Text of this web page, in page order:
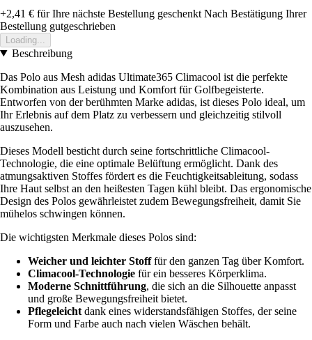
+2,41 € für Ihre nächste Bestellung geschenkt Nach Bestätigung Ihrer
Bestellung gutgeschrieben
Loading...
Beschreibung
Das Polo aus Mesh adidas Ultimate365 Climacool ist die perfekte
Kombination aus Leistung und Komfort für Golfbegeisterte.
Entworfen von der berühmten Marke adidas, ist dieses Polo ideal, um
Ihr Erlebnis auf dem Platz zu verbessern und gleichzeitig stilvoll
auszusehen.
Dieses Modell besticht durch seine fortschrittliche Climacool-
Technologie, die eine optimale Belüftung ermöglicht. Dank des
atmungsaktiven Stoffes fördert es die Feuchtigkeitsableitung, sodass
Ihre Haut selbst an den heißesten Tagen kühl bleibt. Das ergonomische
Design des Polos gewährleistet zudem Bewegungsfreiheit, damit Sie
mühelos schwingen können.
Die wichtigsten Merkmale dieses Polos sind:
Weicher und leichter Stofffür den ganzen Tag über Komfort.
Climacool-Technologie für ein besseres Körperklima.
Moderne Schnittführung, die sich an die Silhouette anpasst
und große Bewegungsfreiheit bietet.
Pflegeleicht dank eines widerstandsfähigen Stoffes, der seine
Form und Farbe auch nach vielen Wäschen behält.